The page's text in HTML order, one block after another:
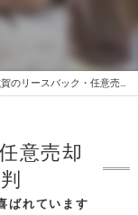
のリースバック・任意売却
ばれています
意売却